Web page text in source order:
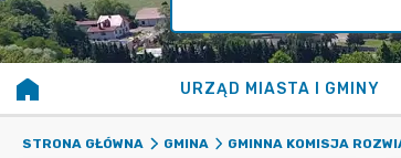
URZĄD MIASTA I GMINY
STRONA GŁÓWNA GMINA GMINNA KOMISJA